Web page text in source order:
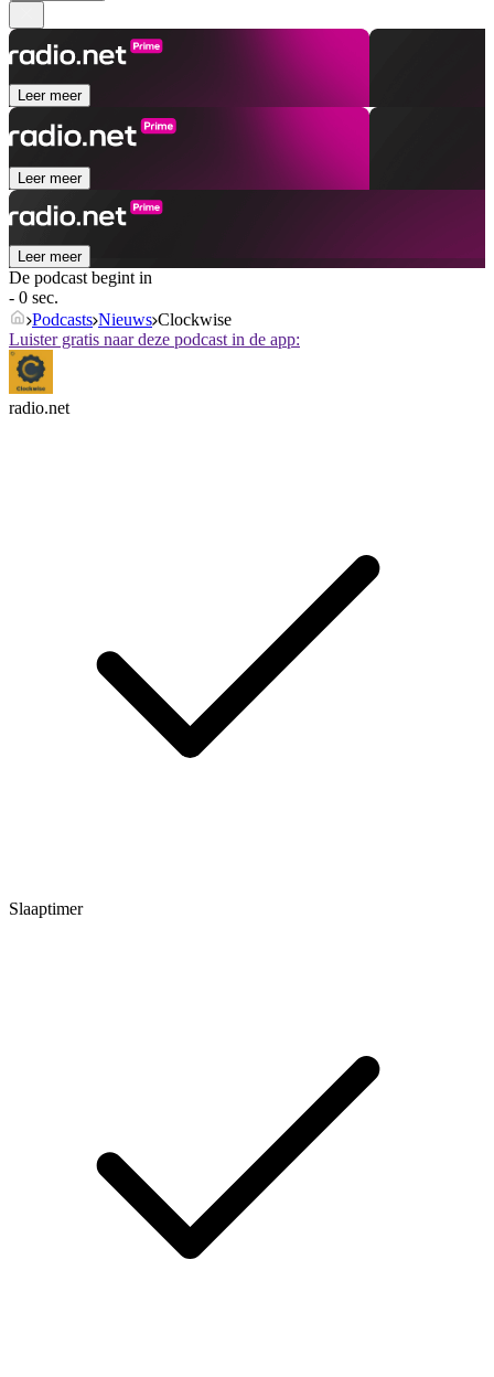
Leer meer
Leer meer
Leer meer
De podcast begint in
- 0 sec.
Podcasts Nieuws Clockwise
Luister gratis naar deze podcast in de app:
radio.net
Slaaptimer